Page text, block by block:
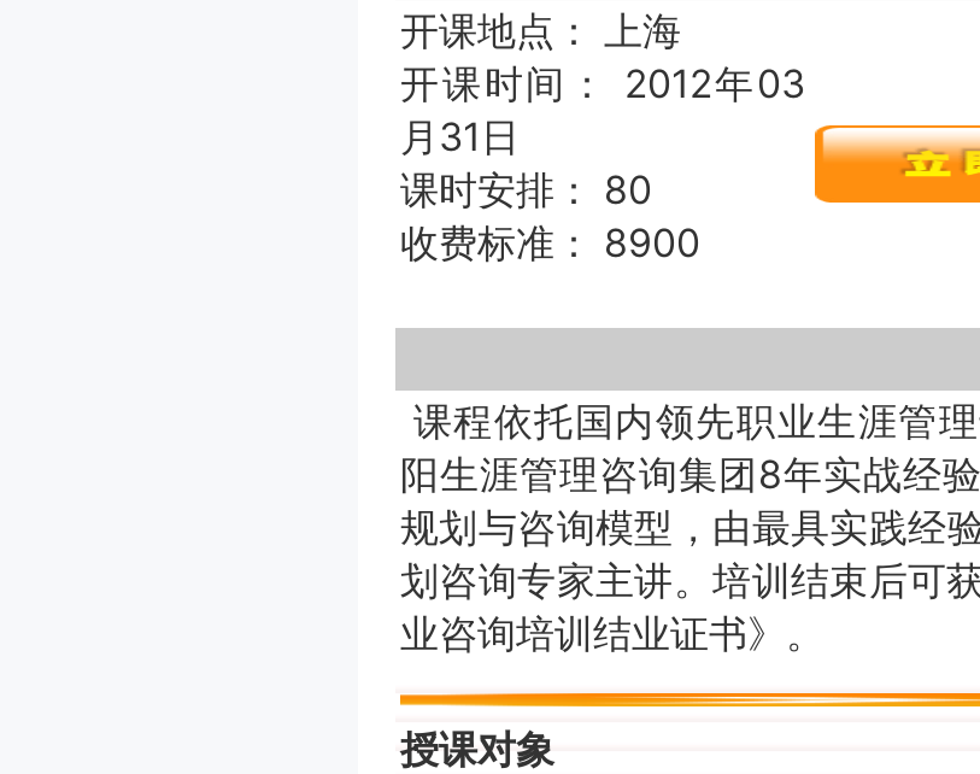
开课地点： 上海
开课时间： 2012年03
月31日
课时安排： 80
收费标准： 8900
课程依托国内领先职业生涯管
阳生涯管理咨询集团8年实战经
规划与咨询模型，由最具实践经
划咨询专家主讲。培训结束后可
业咨询培训结业证书》。
授课对象